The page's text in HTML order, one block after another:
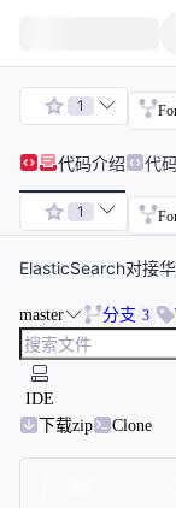
1
代码介绍 代码
1
ElasticSearch对接
master 分支 3
IDE
下载zip
Clone